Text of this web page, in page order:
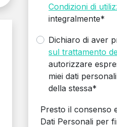
Condizioni di
integralmente*
Dichiaro di aver
sul trattamento
autorizzare
miei dati
della stessa*
Presto il consenso
Dati Personali per